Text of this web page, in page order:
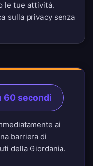
le tue attività.
sulla privacy senza
60 secondi
ai
barriera di
della Giordania.